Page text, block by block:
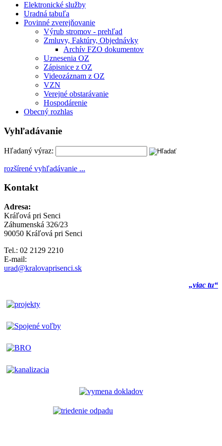
Elektronické služby
Uradná tabuľa
Povinné zverejňovanie
Výrub stromov - prehľad
Zmluvy, Faktúry, Objednávky
Archív FZO dokumentov
Uznesenia OZ
Zápisnice z OZ
Videozáznam z OZ
VZN
Verejné obstarávanie
Hospodárenie
Obecný rozhlas
Vyhľadávanie
Hľadaný výraz:
rozšírené vyhľadávanie ...
Kontakt
Adresa:
Kráľová pri Senci
Záhumenská 326/23
90050 Kráľová pri Senci
Tel.: 02 2129 2210
E-mail:
urad@kralovaprisenci.sk
„viac tu“